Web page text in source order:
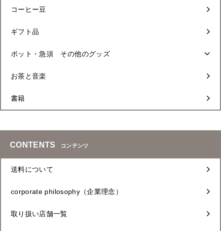
コーヒー豆
ギフト品
ポット・急須 その他のグッズ
お茶と音楽
書籍
CONTENTS コンテンツ
送料について
corporate philosophy（企業理念）
取り扱い店舗一覧